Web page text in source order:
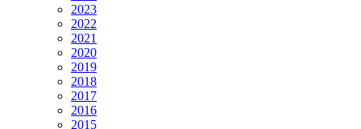
2023
2022
2021
2020
2019
2018
2017
2016
2015